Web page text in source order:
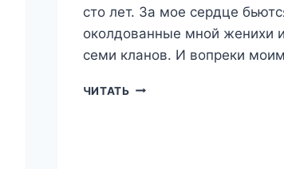
сто лет. За мое сердце
околдованные мной женихи
семи кланов. И вопреки
ЧИТАТЬ ОКОЛДОВАННЫЕ